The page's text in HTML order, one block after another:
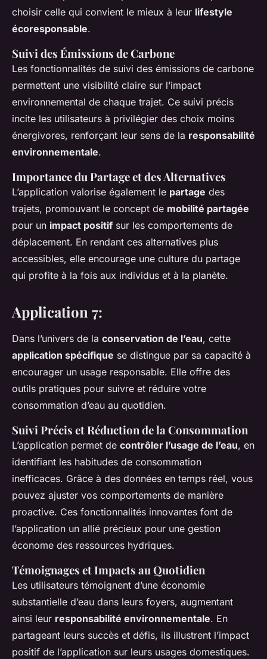
choisir celle qui convient le mieux à leur lifestyle
écoresponsable.
Suivi des Émissions de Carbone
Les fonctionnalités de suivi des émissions de carbone
permettent une visibilité claire sur l’impact
environnemental de chaque trajet. Ce suivi précis
incite les utilisateurs à privilégier des choix moins
énergivores, renforçant leur sens de la responsabilité
environnementale.
Importance du Partage et des Alternatives
L’application valorise également le partage des
trajets, promouvant le concept de mobilité partagée
pour un impact positif sur les comportements de
déplacement. En rendant ces alternatives plus
accessibles, elle encourage une culture du partage
qui profite à la fois aux individus et à la planète.
Application 7:
Dans l’univers de la conservation de l’eau, cette
application spécifique se distingue par sa capacité à
encourager un usage responsable. Elle offre des
outils pratiques pour suivre et réduire votre
consommation d’eau au quotidien.
Suivi Précis et Réduction de la Consommation
L’application permet de contrôler l’usage de l’eau, en
identifiant les habitudes de consommation
inefficaces. Grâce à des données en temps réel, vous
pouvez ajuster vos comportements de manière
proactive. Ces fonctionnalités innovantes font de
l’application un allié précieux pour une gestion
économe des ressources hydriques.
Témoignages et Impacts au Quotidien
Les utilisateurs témoignent d’une économie
substantielle d’eau dans leurs foyers, augmentant
ainsi leur responsabilité environnementale. En
partageant leurs succès et défis, ils illustrent l’impact
positif de l’application sur leurs usages domestiques.